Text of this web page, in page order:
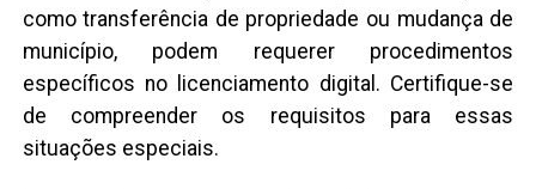
como transferência de propriedade ou mudança de
município, podem requerer procedimentos
específicos no licenciamento digital. Certifique-se
de compreender os requisitos para essas
situações especiais.